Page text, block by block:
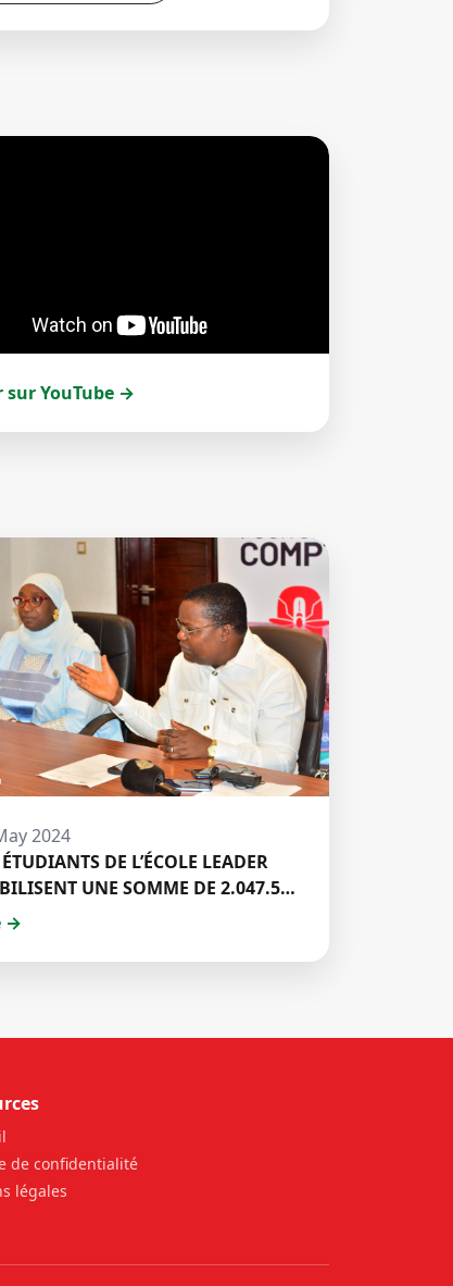
sur YouTube →
2024
DE L’ÉCOLE LEADER
UNE SOMME DE 2.047.500
POUR LE FONDS ZÉRO
DES ETUDIANTS DE
→
de confidentialité
légales